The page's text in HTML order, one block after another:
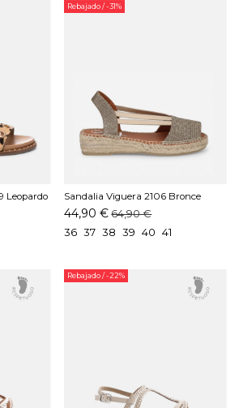
Leopardo
Rebajado/ -31%
Sandalia Viguera 2106 Bronce
44,90 € 64,90 €
36 37 38 39 40 41
Rebajado/ -22%